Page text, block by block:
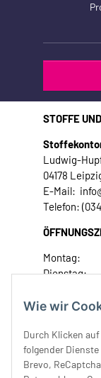
Wie wir
Durch Klicken auf
folgender
Brevo,
STOFFE
Ludwig-
04178
E-Mail:
Telefon:
Montag:
Dienstag:
Donnerstag:
Samstag:
Unser